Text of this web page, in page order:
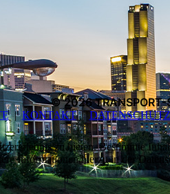
© 2026 TRANSPORT-
|KONTAKT| DATEN­SCHUTZ
zu bieten. Bestimmte
Informationen hierzu in der